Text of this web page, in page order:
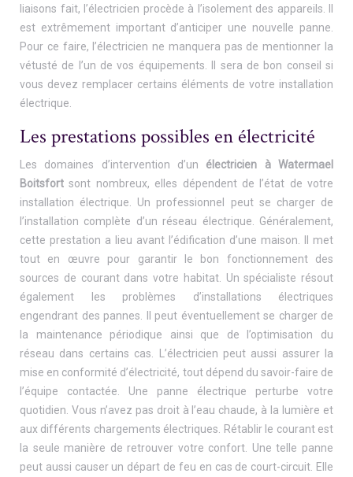
liaisons fait, l’électricien procède à l’isolement des appareils. Il
est extrêmement important d’anticiper une nouvelle panne.
Pour ce faire, l’électricien ne manquera pas de mentionner la
vétusté de l’un de vos équipements. Il sera de bon conseil si
vous devez remplacer certains éléments de votre installation
électrique.
Les prestations possibles en électricité
Les domaines d’intervention d’un électricien à Watermael
Boitsfort sont nombreux, elles dépendent de l’état de votre
installation électrique. Un professionnel peut se charger de
l’installation complète d’un réseau électrique. Généralement,
cette prestation a lieu avant l’édification d’une maison. Il met
tout en œuvre pour garantir le bon fonctionnement des
sources de courant dans votre habitat. Un spécialiste résout
également les problèmes d’installations électriques
engendrant des pannes. Il peut éventuellement se charger de
la maintenance périodique ainsi que de l’optimisation du
réseau dans certains cas. L’électricien peut aussi assurer la
mise en conformité d’électricité, tout dépend du savoir-faire de
l’équipe contactée. Une panne électrique perturbe votre
quotidien. Vous n’avez pas droit à l’eau chaude, à la lumière et
aux différents chargements électriques. Rétablir le courant est
la seule manière de retrouver votre confort. Une telle panne
peut aussi causer un départ de feu en cas de court-circuit. Elle